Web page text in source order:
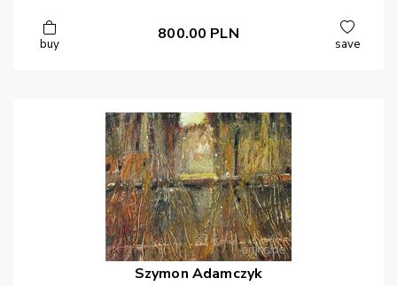
buy
800.00 PLN
save
Szymon Adamczyk